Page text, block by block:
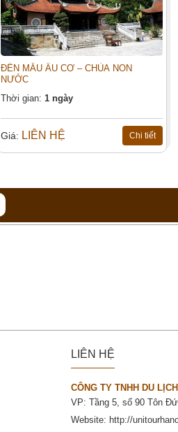
ĐỀN MẪU ÂU CƠ – CHÙA NON
NƯỚC
Thời gian: 1 ngày
Giá: LIÊN HỆ Chi tiết
LIÊN HỆ
CÔNG TY TNHH DU
VP: Tầng 5, số 90 Tôn
Website: http://